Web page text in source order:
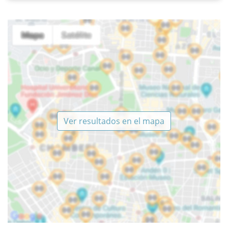
Ver resultados en el mapa